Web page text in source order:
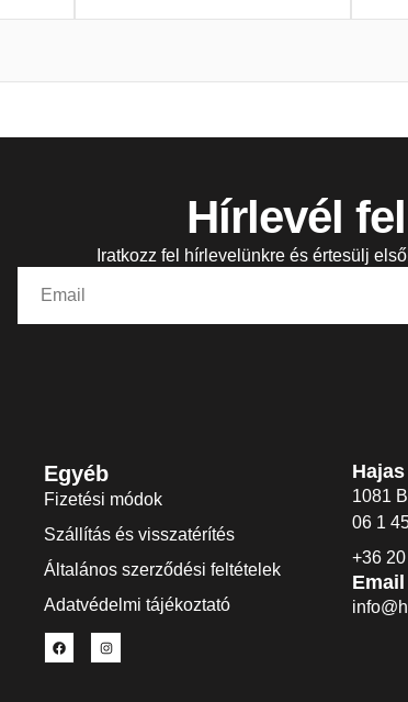
Hírlevél
Iratkozz fel hírlevelünkre és értesülj
Egyéb
Fizetési módok
Szállítás és visszatérítés
Általános szerződési feltételek
Adatvédelmi tájékoztató
1081
06 1
+36